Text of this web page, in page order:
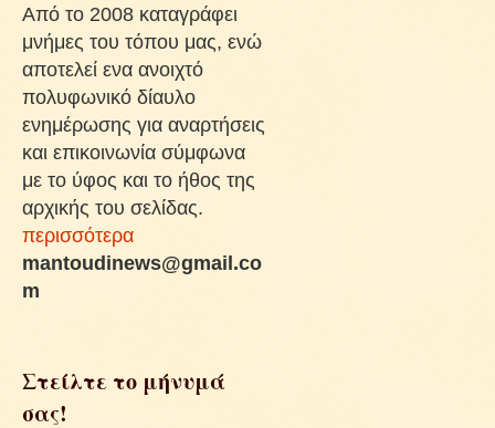
Από το 2008 καταγράφει
μνήμες του τόπου μας, ενώ
αποτελεί ενα ανοιχτό
πολυφωνικό δίαυλο
ενημέρωσης για αναρτήσεις
και επικοινωνία σύμφωνα
με το ύφος και το ήθος της
αρχικής του σελίδας.
περισσότερα
mantoudinews@gmail.co
m
Στείλτε το μήνυμά
σας!